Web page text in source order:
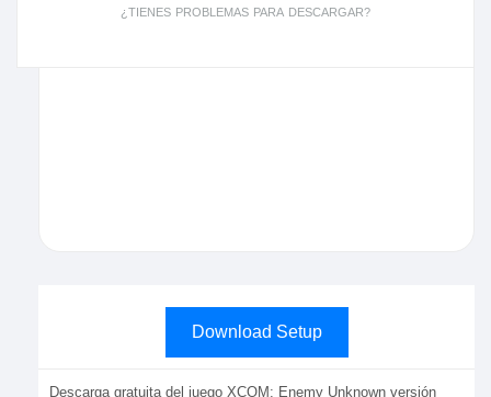
Download Setup
¿TIENES PROBLEMAS PARA DESCARGAR?